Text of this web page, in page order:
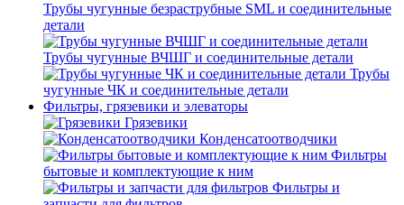
Трубы чугунные безраструбные SML и соединительные
детали
Трубы чугунные ВЧШГ и соединительные детали
Трубы
чугунные ЧК и соединительные детали
Фильтры, грязевики и элеваторы
Грязевики
Конденсатоотводчики
Фильтры
бытовые и комплектующие к ним
Фильтры и